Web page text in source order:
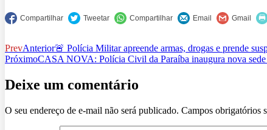
PrevAnterior🚨 Polícia Militar apreende armas, drogas e prende
PróximoCASA NOVA: Polícia Civil da Paraíba inaugura nova
Deixe um comentário
O seu endereço de e-mail não será publicado. Campos obrigatórios